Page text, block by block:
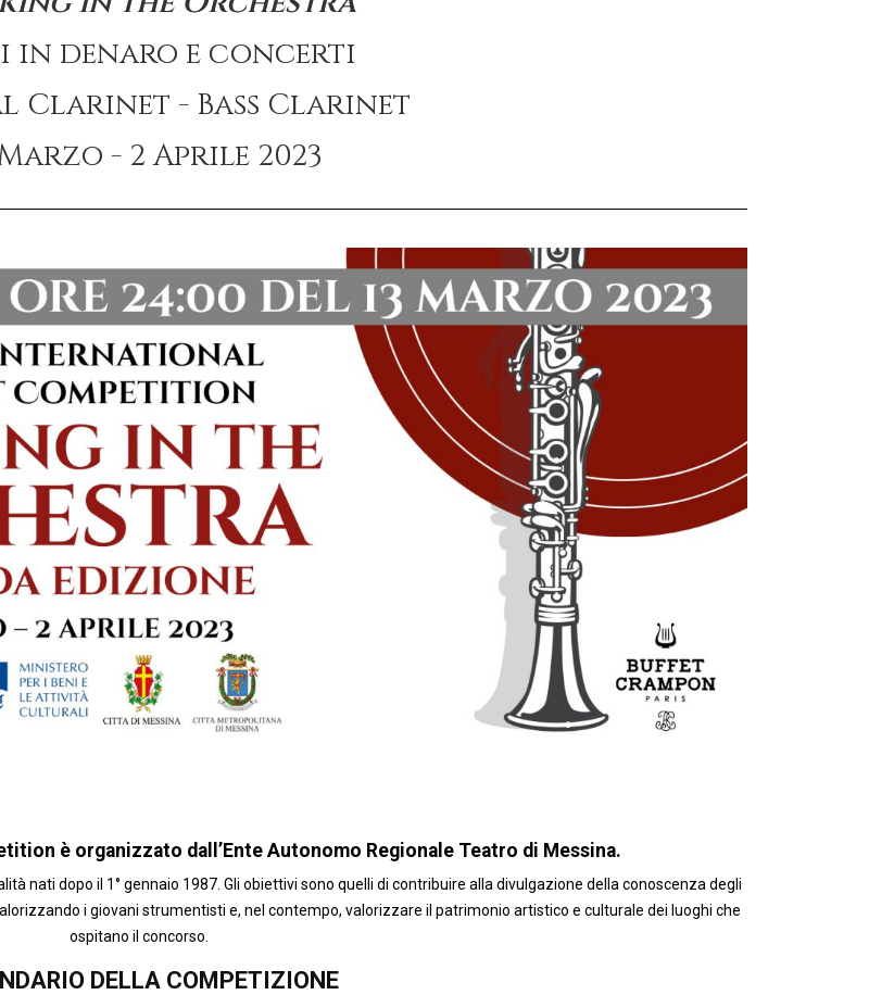
in denaro e concerti
Clarinet - Bass Clarinet
- 2 Aprile 2023
è organizzato dall’Ente Autonomo Regionale Teatro di Messina.
à nati dopo il 1° gennaio 1987. Gli obiettivi sono quelli di contribuire alla divulgazione della conoscenza degli
i giovani strumentisti e, nel contempo, valorizzare il patrimonio artistico e culturale dei luoghi che
ospitano il concorso.
DELLA COMPETIZIONE